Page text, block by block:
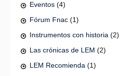
Eventos(4)
Fórum Fnac(1)
Instrumentos con historia (2)
Las crónicas de LEM (2)
LEM Recomienda (1)